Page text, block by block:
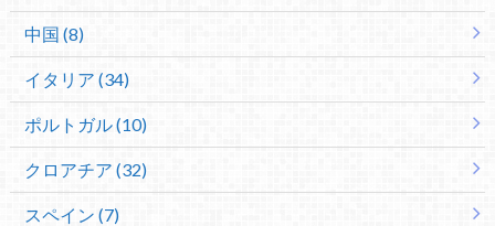
中国 (8)
イタリア (34)
ポルトガル (10)
クロアチア (32)
スペイン (7)